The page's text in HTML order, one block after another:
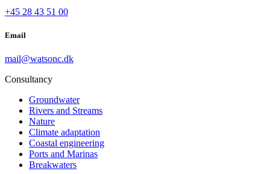
+45 28 43 51 00
Email
mail@watsonc.dk
Consultancy
Groundwater
Rivers and Streams
Nature
Climate adaptation
Coastal engineering
Ports and Marinas
Breakwaters